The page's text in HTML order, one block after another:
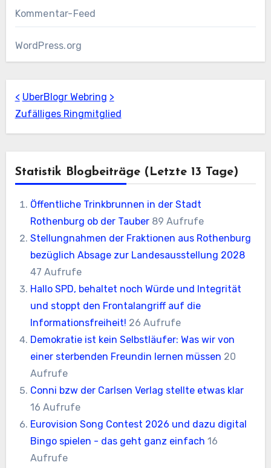
Kommentar-Feed
WordPress.org
< UberBlogr Webring >
Zufälliges Ringmitglied
Statistik Blogbeiträge (letzte 13 Tage)
Öffentliche Trinkbrunnen in der Stadt
Rothenburg ob der Tauber 89 Aufrufe
Stellungnahmen der Fraktionen aus Rothenburg
bezüglich Absage zur Landesausstellung 2028
47 Aufrufe
Hallo SPD, behaltet noch Würde und Integrität
und stoppt den Frontalangriff auf die
Informationsfreiheit! 26 Aufrufe
Demokratie ist kein Selbstläufer: Was wir von
einer sterbenden Freundin lernen müssen 20
Aufrufe
Conni bzw der Carlsen Verlag stellte etwas klar
16 Aufrufe
Eurovision Song Contest 2026 und dazu digital
Bingo spielen - das geht ganz einfach 16
Aufrufe